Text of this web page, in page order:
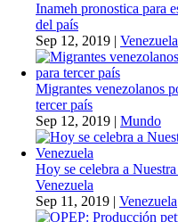
Inameh pronostica para
del país
Sep 12, 2019 | Venezuela
Migrantes venezolanos
tercer país
Sep 12, 2019 | Mundo
Hoy se celebra a
Venezuela
Sep 11, 2019 | Venezuela